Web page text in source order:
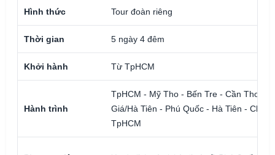
Hình thức Tour đoàn riêng
Thời gian 5 ngày 4 đêm
Khởi hành Từ TpHCM
Hành trình
TpHCM - Mỹ Tho - Bến Tre - Cần Thơ -
Giá/Hà Tiên - Phú Quốc - Hà Tiên - Châu
TpHCM